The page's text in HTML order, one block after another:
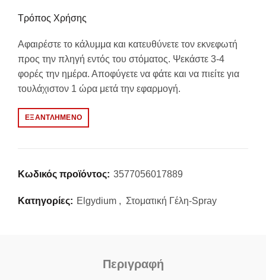
Τρόπος Χρήσης
Αφαιρέστε το κάλυμμα και κατευθύνετε τον εκνεφωτή
προς την πληγή εντός του στόματος. Ψεκάστε 3-4
φορές την ημέρα. Αποφύγετε να φάτε και να πιείτε για
τουλάχιστον 1 ώρα μετά την εφαρμογή.
ΕΞΑΝΤΛΗΜΈΝΟ
Κωδικός προϊόντος: 3577056017889
Κατηγορίες: Elgydium , Στοματική Γέλη-Spray
Περιγραφή